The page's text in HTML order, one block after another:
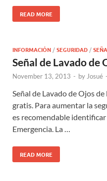
READ MORE
INFORMACIÓN /SEGURIDAD /
Señal de Lavado de
November 13, 2013 - by Josué -
Señal de Lavado de Ojos
gratis. Para aumentar la
es recomendable
Emergencia. La …
READ MORE